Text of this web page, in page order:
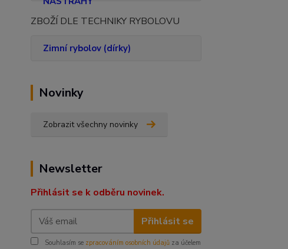
ZBOŽÍ DLE TECHNIKY RYBOLOVU
Zimní rybolov (dírky)
Novinky
Zobrazit všechny novinky
Newsletter
Přihlásit se k odběru novinek.
Přihlásit se
Souhlasím se zpracováním osobních údajů za účelem